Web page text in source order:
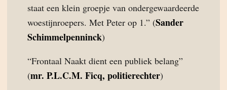
staat een klein groepje van ondergewaardeerde
woestijnroepers. Met Peter op 1.” (Sander
Schimmelpenninck)
“Frontaal Naakt dient een publiek belang”
(mr. P.L.C.M. Ficq, politierechter)